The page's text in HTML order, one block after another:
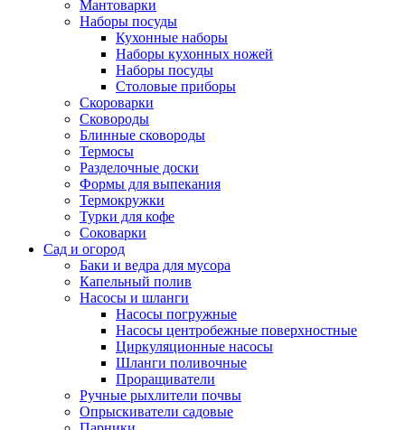
Мантоварки
Наборы посуды
Кухонные наборы
Наборы кухонных ножей
Наборы посуды
Столовые приборы
Скороварки
Сковороды
Блинные сковороды
Термосы
Разделочные доски
Формы для выпекания
Термокружки
Турки для кофе
Соковарки
Сад и огород
Баки и ведра для мусора
Капельный полив
Насосы и шланги
Насосы погружные
Насосы центробежные поверхностные
Циркуляционные насосы
Шланги поливочные
Проращиватели
Ручные рыхлители почвы
Опрыскиватели садовые